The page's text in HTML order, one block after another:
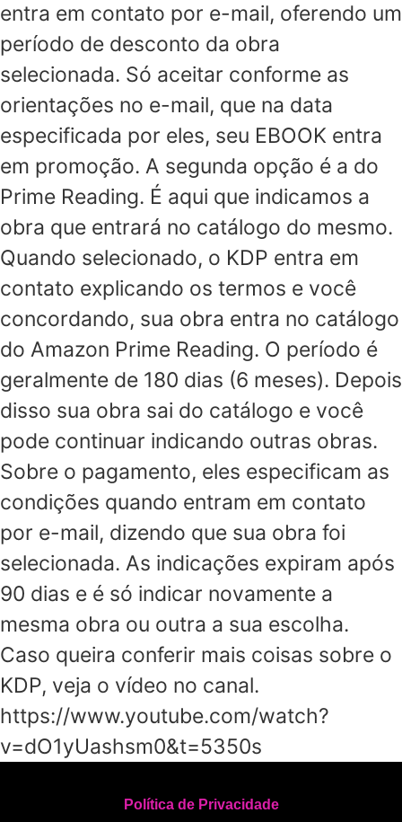
entra em contato por e-mail, oferendo um
período de desconto da obra
selecionada. Só aceitar conforme as
orientações no e-mail, que na data
especificada por eles, seu EBOOK entra
em promoção. A segunda opção é a do
Prime Reading. É aqui que indicamos a
obra que entrará no catálogo do mesmo.
Quando selecionado, o KDP entra em
contato explicando os termos e você
concordando, sua obra entra no catálogo
do Amazon Prime Reading. O período é
geralmente de 180 dias (6 meses). Depois
disso sua obra sai do catálogo e você
pode continuar indicando outras obras.
Sobre o pagamento, eles especificam as
condições quando entram em contato
por e-mail, dizendo que sua obra foi
selecionada. As indicações expiram após
90 dias e é só indicar novamente a
mesma obra ou outra a sua escolha.
Caso queira conferir mais coisas sobre o
KDP, veja o vídeo no canal.
https://www.youtube.com/watch?
v=dO1yUashsm0&t=5350s
Política de Privacidade